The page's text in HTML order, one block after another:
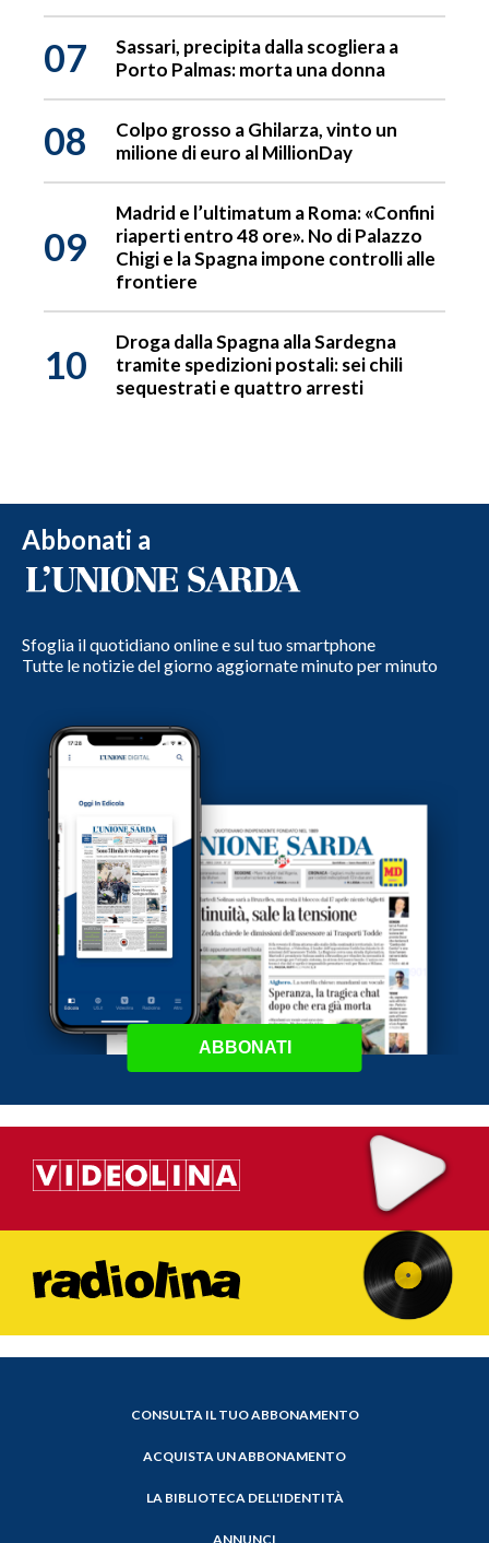
07
Sassari, precipita dalla scogliera a
Porto Palmas: morta una donna
08
Colpo grosso a Ghilarza, vinto un
milione di euro al MillionDay
09
Madrid e l’ultimatum a Roma: «Confini
riaperti entro 48 ore». No di Palazzo
Chigi e la Spagna impone controlli alle
frontiere
10
Droga dalla Spagna alla Sardegna
tramite spedizioni postali: sei chili
sequestrati e quattro arresti
Abbonati a
Sfoglia il quotidiano online e sul tuo smartphone
Tutte le notizie del giorno aggiornate minuto per minuto
ABBONATI
CONSULTA IL TUO ABBONAMENTO
ACQUISTA UN ABBONAMENTO
LA BIBLIOTECA DELL'IDENTITÀ
ANNUNCI